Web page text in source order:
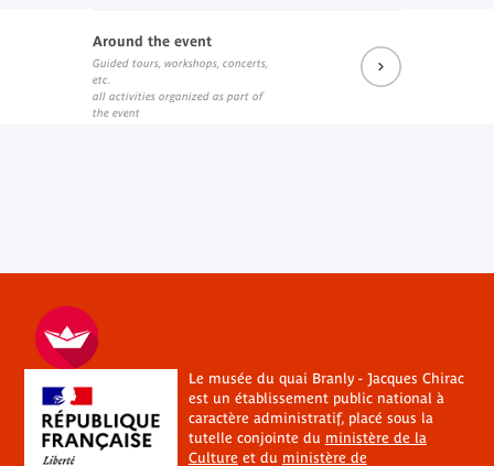
Around the event
Guided tours, workshops, concerts,
etc.
all activities organized as part of
the event
Le musée du quai Branly - Jacques Chirac
est un établissement public national à
caractère administratif, placé sous la
tutelle conjointe du ministère de la
Cultureet du ministère de